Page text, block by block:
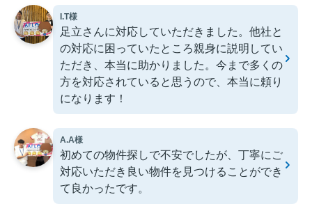
I.T様
足立さんに対応していただきました。他社と
の対応に困っていたところ親身に説明してい
ただき、本当に助かりました。今まで多くの
方を対応されていると思うので、本当に頼り
になります！
A.A様
初めての物件探しで不安でしたが、丁寧にご
対応いただき良い物件を見つけることができ
て良かったです。